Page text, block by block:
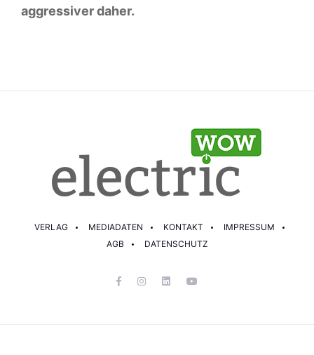
aggressiver daher.
VERLAG MEDIADATEN KONTAKT
IMPRESSUM
AGB
DATENSCHUTZ